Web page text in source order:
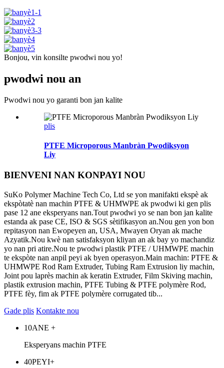
Bonjou, vin konsilte pwodwi nou yo!
pwodwi nou an
Pwodwi nou yo garanti bon jan kalite
plis
PTFE Microporous Manbràn Pwodiksyon
Liy
BIENVENI NAN KONPAYI NOU
SuKo Polymer Machine Tech Co, Ltd se yon manifakti ekspè ak
ekspòtatè nan machin PTFE & UHMWPE ak pwodwi ki gen plis
pase 12 ane eksperyans nan.Tout pwodwi yo se nan bon jan kalite
estanda ak pase CE, ISO & SGS sètifikasyon an.Nou gen yon bon
repitasyon nan Ewopeyen an, USA, Mwayen Oryan ak mache
Azyatik.Nou kwè nan satisfaksyon kliyan an ak bay yo machandiz
yo nan pri atire.Nou te pwodwi plastik PTFE / UHMWPE machin
te ekspòte nan anpil peyi ak byen operasyon.Main machin: PTFE &
UHMWPE Rod Ram Extruder, Tubing Ram Extrusion liy machin,
Joint pou laprès machin ak keratin Extruder, Film Skiving machin,
plastik extrusion machin, PTFE Tubing & PTFE polymère Rod,
PTFE fèy, fim ak PTFE polymère corrugated tib...
Gade plis Kontakte nou
10ANE +
Eksperyans machin PTFE
40PEYI+